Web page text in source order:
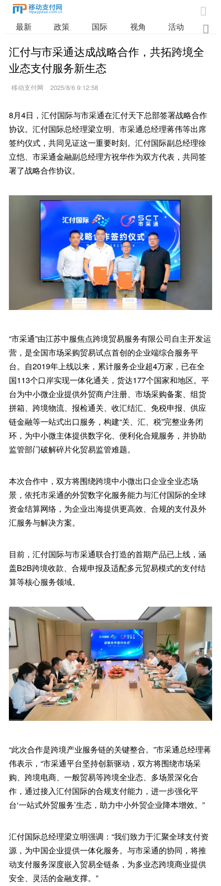

最新 政策 国际 视角 活动 业

汇付与市采通达成战略合作，共拓跨境全
业态支付服务新生态
移动支付网 2025/8/6 9:12:58
8月4日，汇付国际与市采通在汇付天下总部签署战略合作
协议。汇付国际总经理梁立明、市采通总经理蒋伟等出席
签约仪式，共同见证这一重要时刻。汇付国际副总经理徐
立恺、市采通金融副总经理方祝华作为双方代表，共同签
署了战略合作协议。
“市采通”由江苏中服焦点跨境贸易服务有限公司自主开发运
营，是全国市场采购贸易试点首创的企业端综合服务平
台。自2019年上线以来，累计服务企业超4万家，已在全
国113个口岸实现一体化通关，货达177个国家和地区。平
台为中小微企业提供外贸商户注册、市场采购备案、组货
拼箱、跨境物流、报检通关、收汇结汇、免税申报、供应
链金融等一站式出口服务，构建“关、汇、税”完整业务闭
环，为中小微主体提供数字化、便利化合规服务，并协助
监管部门破解碎片化贸易监管难题。
本次合作中，双方将围绕跨境中小微出口企业全业态场
景，依托市采通的外贸数字化服务能力与汇付国际的全球
资金结算网络，为企业出海提供更高效、合规的支付及外
汇服务与解决方案。
目前，汇付国际与市采通联合打造的首期产品已上线，涵
盖B2B跨境收款、合规申报及适配多元贸易模式的支付结
算等核心服务领域。
“此次合作是跨境产业服务链的关键整合。”市采通总经理蒋
伟表示，“市采通平台坚持创新驱动，双方将围绕市场采
购、跨境电商、一般贸易等跨境全业态、多场景深化合
作，通过接入汇付国际的合规支付能力，进一步强化平
台‘一站式外贸服务’生态，助力中小外贸企业降本增效。”
汇付国际总经理梁立明强调：“我们致力于汇聚全球支付资
源，为中国企业提供一体化服务。与市采通的协同，将推
动支付服务深度嵌入贸易全链条，为多业态跨境商业提供
安全、灵活的金融支撑。”